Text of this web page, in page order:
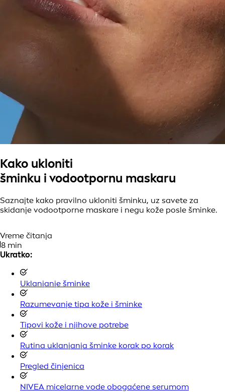
Kako ukloniti
šminku i vodootpornu maskaru
Saznajte kako pravilno ukloniti šminku, uz savete za
skidanje vodootporne maskare i negu kože posle šminke.
Vreme čitanja
8 min
Ukratko:
Uklanjanje šminke
Razumevanje tipa kože i šminke
Tipovi kože i njihove potrebe
Rutina uklanjanja šminke korak po korak
Pregled činjenica
NIVEA micelarne vode obogaćene serumom